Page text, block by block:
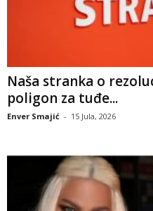
Naša stranka o
poligon za tuđe...
Enver Smajić - 15 Jula, 2026